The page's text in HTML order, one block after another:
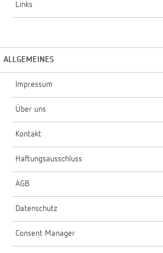
Links
ALLGEMEINES
Impressum
Über uns
Kontakt
Haftungsausschluss
AGB
Datenschutz
Consent Manager